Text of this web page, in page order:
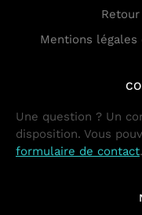
Mentions
Une question ? Un
disposition. Vous
formulaire de contact.